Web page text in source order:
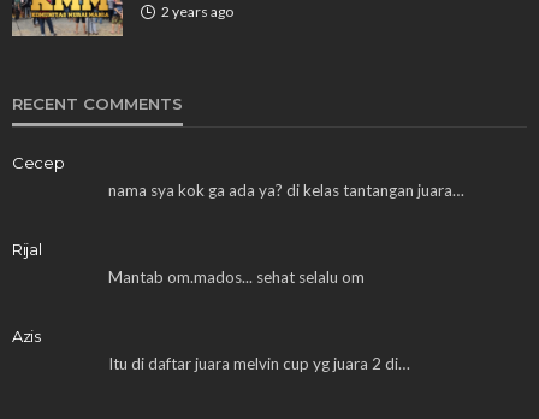
2 years ago
RECENT COMMENTS
Cecep
nama sya kok ga ada ya? di kelas tantangan juara…
Rijal
Mantab om.mados... sehat selalu om
Azis
Itu di daftar juara melvin cup yg juara 2 di…